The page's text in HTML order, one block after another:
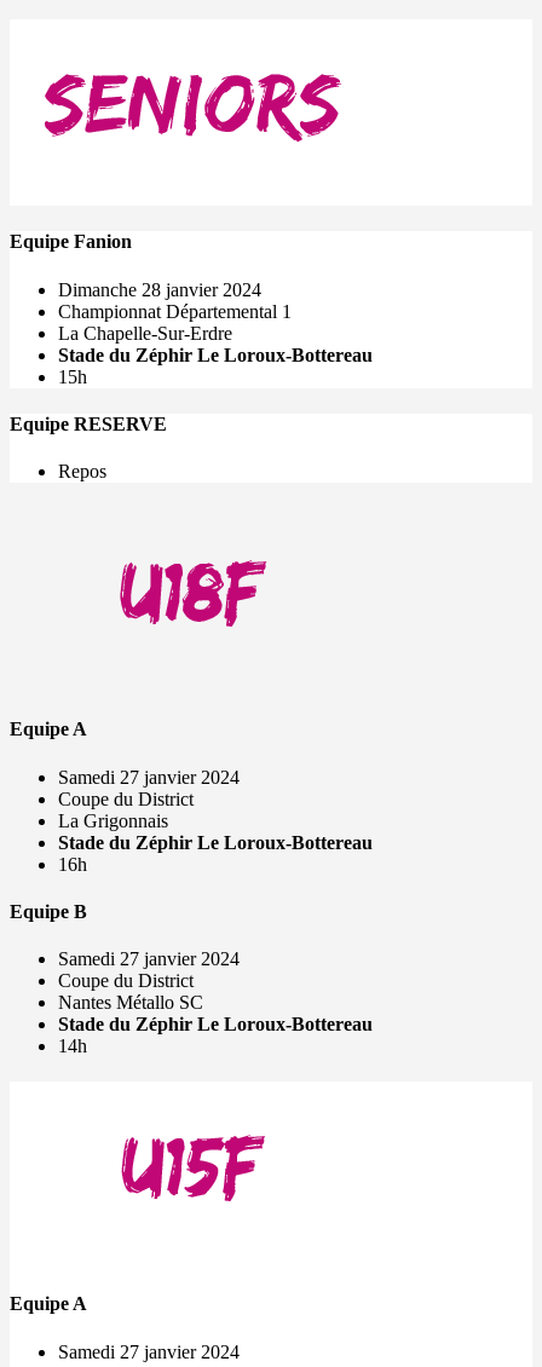
Equipe Fanion
Dimanche 28 janvier 2024
Championnat Départemental 1
La Chapelle-Sur-Erdre
Stade du Zéphir Le Loroux-Bottereau
15h
Equipe RESERVE
Repos
Equipe A
Samedi 27 janvier 2024
Coupe du District
La Grigonnais
Stade du Zéphir Le Loroux-Bottereau
16h
Equipe B
Samedi 27 janvier 2024
Coupe du District
Nantes Métallo SC
Stade du Zéphir Le Loroux-Bottereau
14h
Equipe A
Samedi 27 janvier 2024